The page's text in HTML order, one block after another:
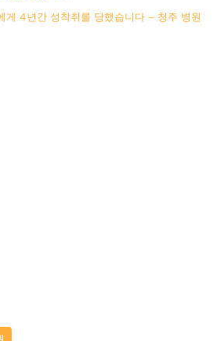
게 4년간 성착취를 당했습니다 – 청주 병원